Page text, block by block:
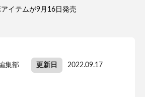
イテムが9月16日発売
集部 更新日 2022.09.17